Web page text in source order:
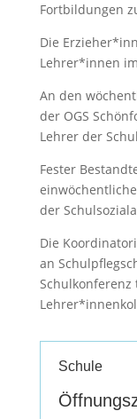
Fortbildungen
Die Erzieher*i
Lehrer*innen
An den
der OGS Sch
Lehrer der
Fester
einwöchentlich
der
Die
an
Schulkonferenz
Lehrer*i
Schule